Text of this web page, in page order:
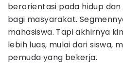
berorientasi pada hidup
bagi masyarakat.
mahasiswa. Tapi akhirnya
lebih luas, mulai dari siswa,
pemuda yang bekerja.